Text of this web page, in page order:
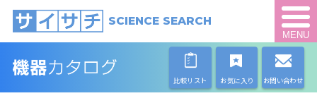
SCIENCE SEARCH
MENU
比較リスト お気に入り お問い合わせ